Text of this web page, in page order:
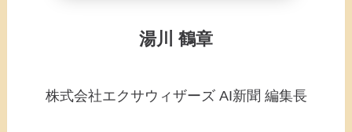
湯川 鶴章
株式会社エクサウィザーズ AI新聞 編集長